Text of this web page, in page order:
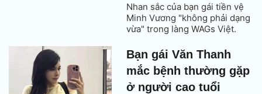
Nhan sắc của bạn gái tiền vệ
Minh Vương "không phải dạng
vừa" trong làng WAGs Việt.
Bạn gái Văn Thanh
mắc bệnh thường gặp
ở người cao tuổi